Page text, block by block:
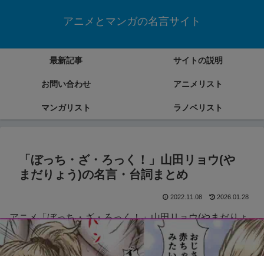
アニメとマンガの名言サイト
最新記事 サイトの説明
お問い合わせ アニメリスト
マンガリスト ラノベリスト
「ぼっち・ざ・ろっく！」山田リョウ(や
まだりょう)の名言・台詞まとめ
2022.11.08 2026.01.28
アニメ「ぼっち・ざ・ろっく！」山田リョウ(やまだりょ
う)の名言・台詞をまとめていきます。